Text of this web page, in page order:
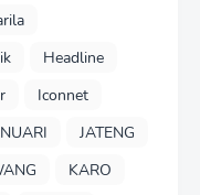
Headline
Iconnet
JATENG
KARO